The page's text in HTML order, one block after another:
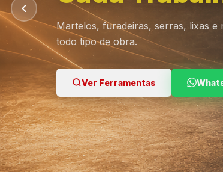
Ver Lustres WhatsApp
Martelos, furadeiras, serras, lixas
todo tipo de obra.
Ver Ferramentas
Ver Tintas WhatsApp